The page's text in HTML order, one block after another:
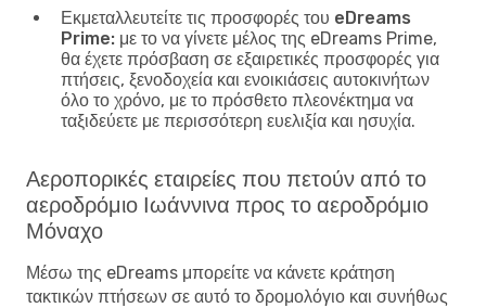
Εκμεταλλευτείτε τις προσφορές του eDreams
Prime: με το να γίνετε μέλος της eDreams Prime,
θα έχετε πρόσβαση σε εξαιρετικές προσφορές για
πτήσεις, ξενοδοχεία και ενοικιάσεις αυτοκινήτων
όλο το χρόνο, με το πρόσθετο πλεονέκτημα να
ταξιδεύετε με περισσότερη ευελιξία και ησυχία.
Αεροπορικές εταιρείες που πετούν από το
αεροδρόμιο Ιωάννινα προς το αεροδρόμιο
Μόναχο
Μέσω της eDreams μπορείτε να κάνετε κράτηση
τακτικών πτήσεων σε αυτό το δρομολόγιο και συνήθως